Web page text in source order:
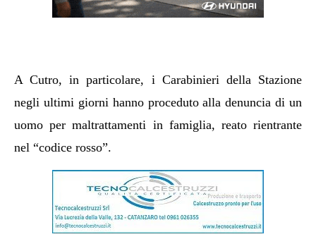
A Cutro, in particolare, i Carabinieri della Stazione
negli ultimi giorni hanno proceduto alla denuncia di un
uomo per maltrattamenti in famiglia, reato rientrante
nel “codice rosso”.